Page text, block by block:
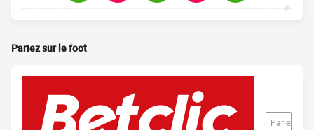
Pariez sur le foot
Pariez